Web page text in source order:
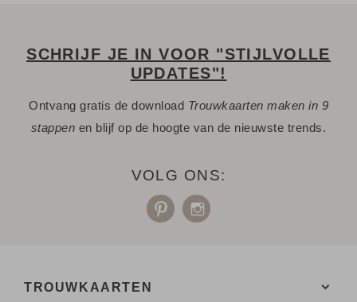
SCHRIJF JE IN VOOR "STIJLVOLLE
UPDATES"!
Ontvang gratis de download Trouwkaarten maken in 9
stappen en blijf op de hoogte van de nieuwste trends.
VOLG ONS:
TROUWKAARTEN